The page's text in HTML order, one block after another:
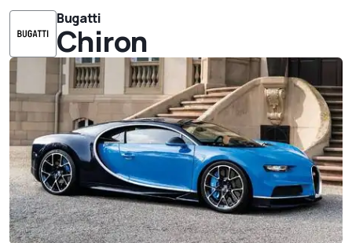
Bugatti
Chiron